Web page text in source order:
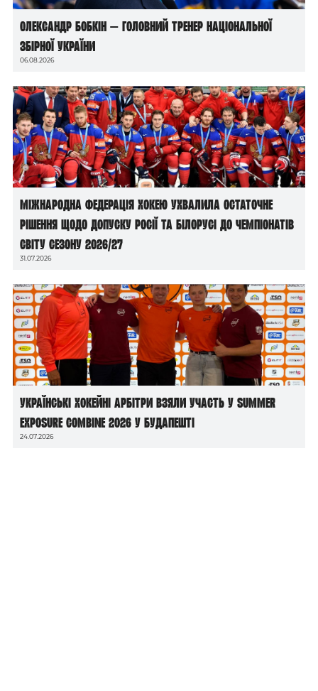
Олександр Бобкін — головний тренер національної
збірної України
06.08.2026
Міжнародна федерація хокею ухвалила остаточне
рішення щодо допуску росії та білорусі до чемпіонатів
світу сезону 2026/27
31.07.2026
Українські хокейні арбітри взяли участь у Summer
Exposure Combine 2026 у Будапешті
24.07.2026